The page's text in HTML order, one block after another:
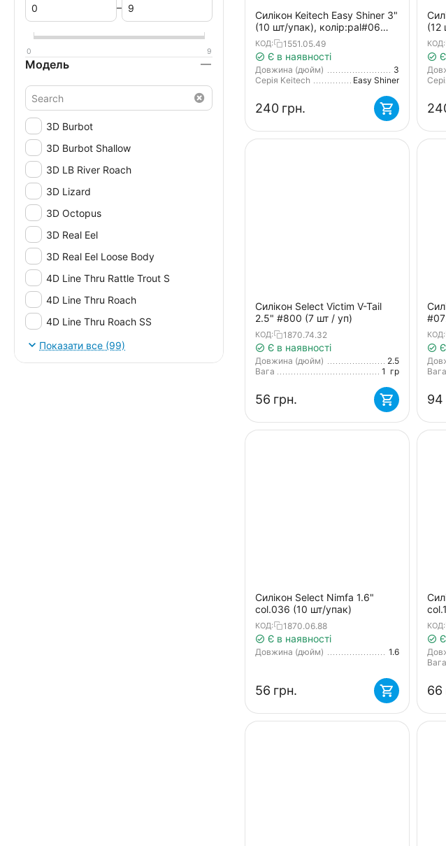
Силікон Keitech Easy Shiner 3"
(10 шт/упак), колір:pal#06
violet lime berry
КОД: 1551.05.49
Є в наявності
Довжина (дюйм)
3
Серія Keitech
Easy Shiner
‍240‍ грн.
(12
КОД:
Силікон Select Victim V-Tail
2.5" #800 (7 шт / уп)
КОД: 1870.74.32
Є в наявності
Довжина (дюйм)
2.5
Вага
1 гр
‍56‍ грн.
КОД:
Вага
‍94‍
Силікон Select Nimfa 1.6"
col.036 (10 шт/упак)
КОД: 1870.06.88
Є в наявності
Довжина (дюйм) 1.6
‍56‍ грн.
КОД:
Вага
‍66‍
–
0 9
Модель
3D Burbot
3D Burbot Shallow
3D LB River Roach
3D Lizard
3D Octopus
3D Real Eel
3D Real Eel Loose Body
4D Line Thru Rattle Trout S
4D Line Thru Roach
4D Line Thru Roach SS
4D Perch Shad
4D Perch Shad SS
Показати все (99)